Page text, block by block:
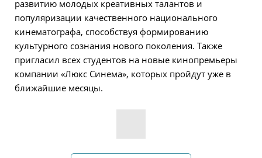
развитию молодых креативных талантов и
популяризации качественного национального
кинематографа, способствуя формированию
культурного сознания нового поколения. Также
пригласил всех студентов на новые кинопремьеры
компании «Люкс Синема», которых пройдут уже в
ближайшие месяцы.